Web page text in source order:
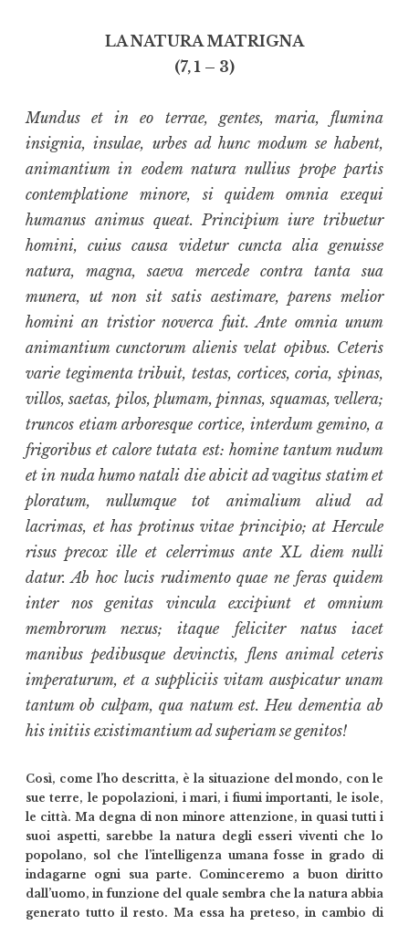
LA NATURA MATRIGNA
(7, 1 – 3)
Mundus et in eo terrae, gentes, maria, flumina
insignia, insulae, urbes ad hunc modum se habent,
animantium in eodem natura nullius prope partis
contemplatione minore, si quidem omnia exequi
humanus animus queat. Principium iure tribuetur
homini, cuius causa videtur cuncta alia genuisse
natura, magna, saeva mercede contra tanta sua
munera, ut non sit satis aestimare, parens melior
homini an tristior noverca fuit. Ante omnia unum
animantium cunctorum alienis velat opibus. Ceteris
varie tegimenta tribuit, testas, cortices, coria, spinas,
villos, saetas, pilos, plumam, pinnas, squamas, vellera;
truncos etiam arboresque cortice, interdum gemino, a
frigoribus et calore tutata est: homine tantum nudum
et in nuda humo natali die abicit ad vagitus statim et
ploratum, nullumque tot animalium aliud ad
lacrimas, et has protinus vitae principio; at Hercule
risus precox ille et celerrimus ante XL diem nulli
datur. Ab hoc lucis rudimento quae ne feras quidem
inter nos genitas vincula excipiunt et omnium
membrorum nexus; itaque feliciter natus iacet
manibus pedibusque devinctis, flens animal ceteris
imperaturum, et a suppliciis vitam auspicatur unam
tantum ob culpam, qua natum est. Heu dementia ab
his initiis existimantium ad superiam se genitos!
Così, come l’ho descritta, è la situazione del mondo, con le
sue terre, le popolazioni, i mari, i fiumi importanti, le isole,
le città. Ma degna di non minore attenzione, in quasi tutti i
suoi aspetti, sarebbe la natura degli esseri viventi che lo
popolano, sol che l’intelligenza umana fosse in grado di
indagarne ogni sua parte. Cominceremo a buon diritto
dall’uomo, in funzione del quale sembra che la natura abbia
generato tutto il resto. Ma essa ha preteso, in cambio di